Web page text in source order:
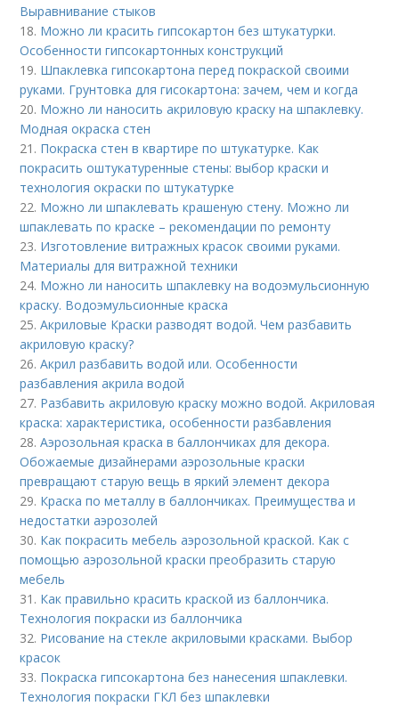
Выравнивание стыков
18. Можно ли красить гипсокартон без штукатурки.
Особенности гипсокартонных конструкций
19. Шпаклевка гипсокартона перед покраской своими
руками. Грунтовка для гисокартона: зачем, чем и когда
20. Можно ли наносить акриловую краску на шпаклевку.
Модная окраска стен
21. Покраска стен в квартире по штукатурке. Как
покрасить оштукатуренные стены: выбор краски и
технология окраски по штукатурке
22. Можно ли шпаклевать крашеную стену. Можно ли
шпаклевать по краске – рекомендации по ремонту
23. Изготовление витражных красок своими руками.
Материалы для витражной техники
24. Можно ли наносить шпаклевку на водоэмульсионную
краску. Водоэмульсионные краска
25.Акриловые Краски разводят водой. Чем разбавить
акриловую краску?
26.Акрил разбавить водой или. Особенности
разбавления акрила водой
27. Разбавить акриловую краску можно водой. Акриловая
краска: характеристика, особенности разбавления
28.Аэрозольная краска в баллончиках для декора.
Обожаемые дизайнерами аэрозольные краски
превращают старую вещь в яркий элемент декора
29. Краска по металлу в баллончиках. Преимущества и
недостатки аэрозолей
30. Как покрасить мебель аэрозольной краской. Как с
помощью аэрозольной краски преобразить старую
мебель
31. Как правильно красить краской из баллончика.
Технология покраски из баллончика
32. Рисование на стекле акриловыми красками. Выбор
красок
33. Покраска гипсокартона без нанесения шпаклевки.
Технология покраски ГКЛ без шпаклевки